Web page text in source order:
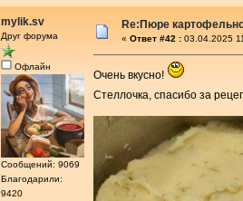
mylik.sv
Друг форума
Офлайн
Сообщений: 9069
Благодарили:
9420
Re:Пюре
« Ответ #42 : 03.04.2025
Очень вкусно!
Стеллочка, спасибо за